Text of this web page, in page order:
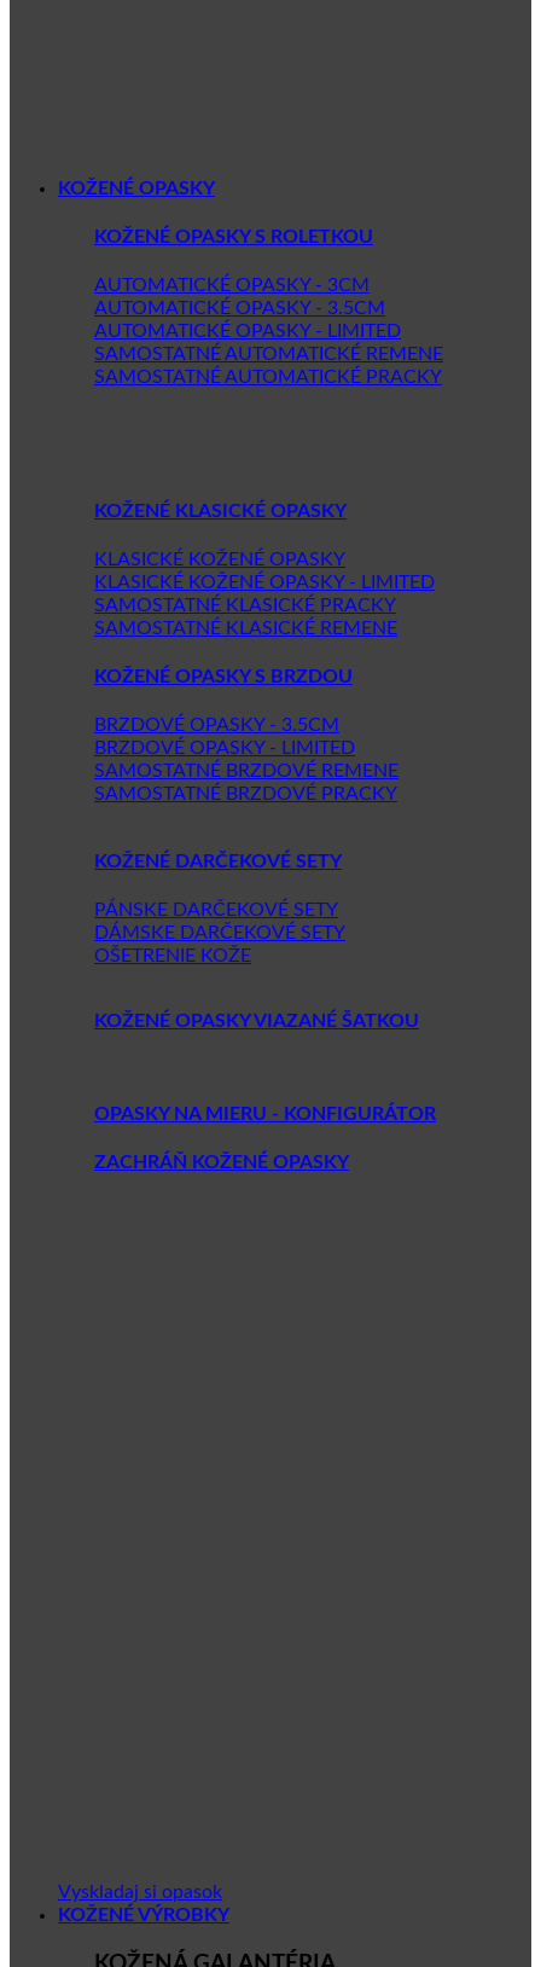
KOŽENÉ OPASKY
KOŽENÉ OPASKY S ROLETKOU
AUTOMATICKÉ OPASKY - 3CM
AUTOMATICKÉ OPASKY - 3.5CM
AUTOMATICKÉ OPASKY - LIMITED
SAMOSTATNÉ AUTOMATICKÉ REMENE
SAMOSTATNÉ AUTOMATICKÉ PRACKY
KOŽENÉ KLASICKÉ OPASKY
KLASICKÉ KOŽENÉ OPASKY
KLASICKÉ KOŽENÉ OPASKY - LIMITED
SAMOSTATNÉ KLASICKÉ PRACKY
SAMOSTATNÉ KLASICKÉ REMENE
KOŽENÉ OPASKY S BRZDOU
BRZDOVÉ OPASKY - 3.5CM
BRZDOVÉ OPASKY - LIMITED
SAMOSTATNÉ BRZDOVÉ REMENE
SAMOSTATNÉ BRZDOVÉ PRACKY
KOŽENÉ DARČEKOVÉ SETY
PÁNSKE DARČEKOVÉ SETY
DÁMSKE DARČEKOVÉ SETY
OŠETRENIE KOŽE
KOŽENÉ OPASKY VIAZANÉ ŠATKOU
OPASKY NA MIERU - KONFIGURÁTOR
ZACHRÁŇ KOŽENÉ OPASKY
Vyskladaj si opasok
KOŽENÉ VÝROBKY